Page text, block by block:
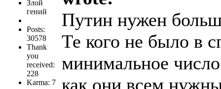
Злой
гений
Posts:
30578
Thank
you
received:
228
Karma: 7
Путин нужен
Те кого не было в
минимальное
как они всем